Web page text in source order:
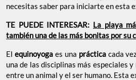
necesitas saber para iniciarte en esta
TE PUEDE INTERESAR: La playa
también una de las más bonitas por su
El equinoyogaes una prácticacada
una de las disciplinas más especiales
entre un animal y el ser humano. Esta